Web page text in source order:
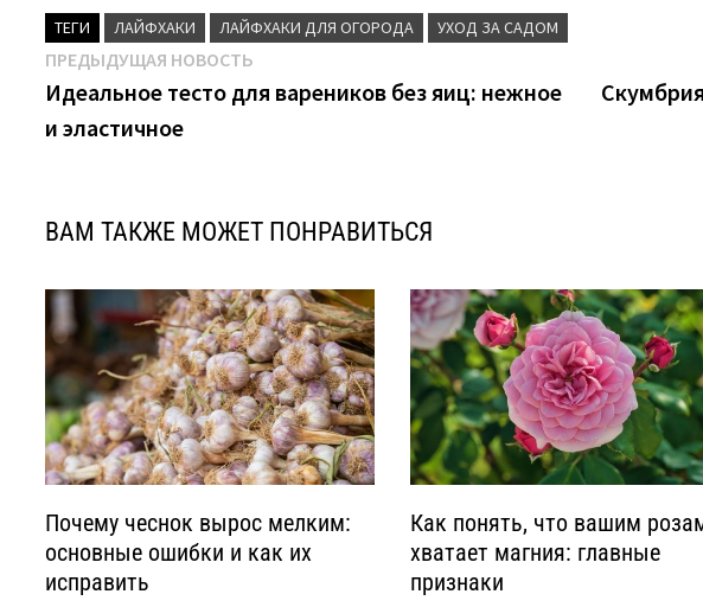
ТЕГИ ЛАЙФХАКИ ЛАЙФХАКИ ДЛЯ ОГОРОДА УХОД ЗА САДОМ
Навигация
по
ПРЕДЫДУЩАЯ НОВОСТЬ
новость:
Идеальное тесто для вареников без яиц: нежное
и эластичное
ВАМ ТАКЖЕ МОЖЕТ ПОНРАВИТЬСЯ
Почему чеснок вырос мелким:
основные ошибки и как их
исправить
Как понять, что вашим
хватает магния: главные
признаки